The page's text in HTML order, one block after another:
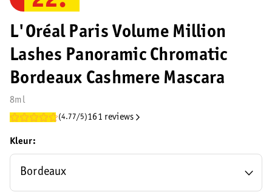
L'Oréal Paris Volume Million
Lashes Panoramic Chromatic
Bordeaux Cashmere Mascara
8ml
(4.77/5)161 reviews
Kleur
Bordeaux